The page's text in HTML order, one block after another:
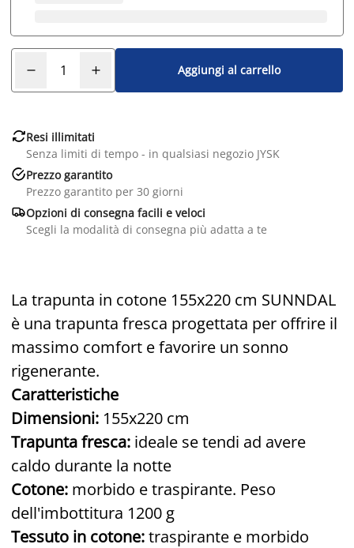
Aggiungi al carrello
Resi illimitati
Senza limiti di tempo - in qualsiasi negozio JYSK
Prezzo garantito
Prezzo garantito per 30 giorni
Opzioni di consegna facili e veloci
Scegli la modalità di consegna più adatta a te
La trapunta in cotone 155x220 cm SUNNDAL
è una trapunta fresca progettata per offrire il
massimo comfort e favorire un sonno
rigenerante.
Caratteristiche
Dimensioni: 155x220 cm
Trapunta fresca: ideale se tendi ad avere
caldo durante la notte
Cotone: morbido e traspirante. Peso
dell'imbottitura 1200 g
Tessuto in cotone:traspirante e morbido